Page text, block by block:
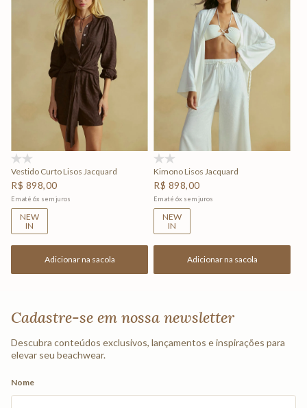
Vestido Curto Lisos Jacquard
R$ 898,00
Em até 6x sem juros
NEW
IN
Adicionar na sacola
Kimono Lisos Jacquard
R$ 898,00
Em até 6x sem juros
NEW
IN
Adicionar na sacola
Cadastre-se em nossa newsletter
Descubra conteúdos exclusivos, lançamentos e inspirações para
elevar seu beachwear.
Nome